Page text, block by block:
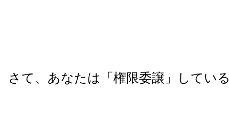
さて、あなたは「権限委譲」してい